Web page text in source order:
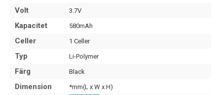
Volt 3.7V
Kapacitet 580mAh
Celler 1 Celler
Typ Li-Polymer
Färg Black
Dimension *mm(L x W x H)